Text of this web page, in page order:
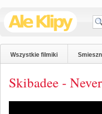
Wszystkie filmiki
Skibadee -